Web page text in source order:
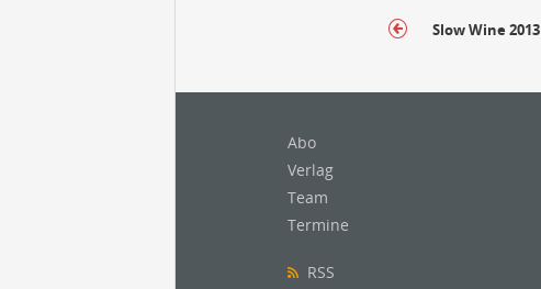
Slow Wine 2013
Abo
Verlag
Team
Termine
RSS